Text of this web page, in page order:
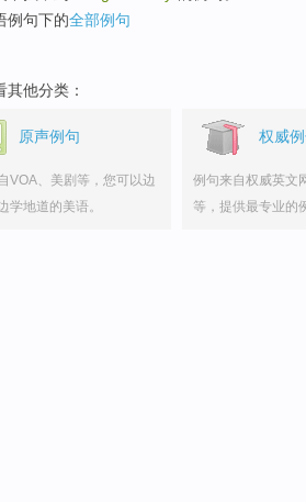
例句下的全部例句
其他分类：
原声例句
VOA、美剧等，您可以边
学地道的美语。
权威
例句来自权威英文
等，提供最专业的